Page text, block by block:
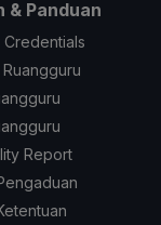
& Panduan
Credentials
Report